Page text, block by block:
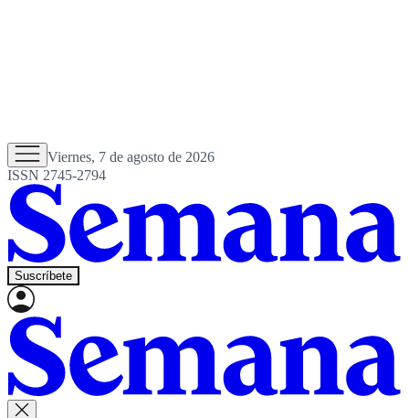
Viernes, 7 de agosto de 2026
ISSN 2745-2794
Suscríbete